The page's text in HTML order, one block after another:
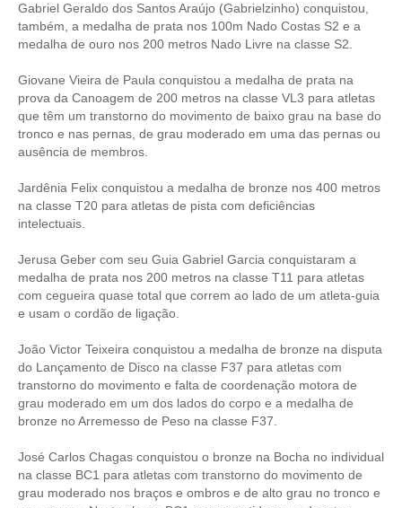
Gabriel Geraldo dos Santos Araújo (Gabrielzinho) conquistou,
também, a medalha de prata nos 100m Nado Costas S2 e a
medalha de ouro nos 200 metros Nado Livre na classe S2.
Giovane Vieira de Paula conquistou a medalha de prata na
prova da Canoagem de 200 metros na classe VL3 para atletas
que têm um transtorno do movimento de baixo grau na base do
tronco e nas pernas, de grau moderado em uma das pernas ou
ausência de membros.
Jardênia Felix conquistou a medalha de bronze nos 400 metros
na classe T20 para atletas de pista com deficiências
intelectuais.
Jerusa Geber com seu Guia Gabriel Garcia conquistaram a
medalha de prata nos 200 metros na classe T11 para atletas
com cegueira quase total que correm ao lado de um atleta-guia
e usam o cordão de ligação.
João Victor Teixeira conquistou a medalha de bronze na disputa
do Lançamento de Disco na classe F37 para atletas com
transtorno do movimento e falta de coordenação motora de
grau moderado em um dos lados do corpo e a medalha de
bronze no Arremesso de Peso na classe F37.
José Carlos Chagas conquistou o bronze na Bocha no individual
na classe BC1 para atletas com transtorno do movimento de
grau moderado nos braços e ombros e de alto grau no tronco e